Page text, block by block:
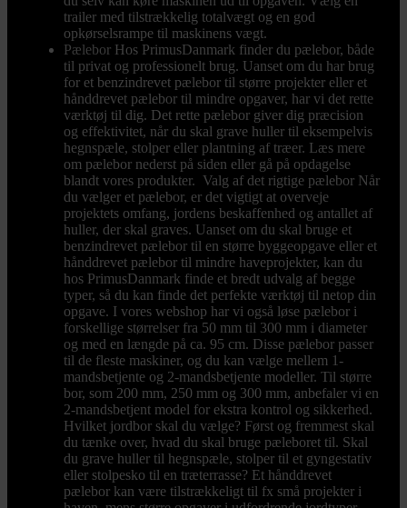
trailer med tilstrækkelig totalvægt og en god
opkørselsrampe til maskinens vægt.
Pælebor Hos PrimusDanmark finder du pælebor, både
til privat og professionelt brug. Uanset om du har brug
for et benzindrevet pælebor til større projekter eller et
hånddrevet pælebor til mindre opgaver, har vi det rette
værktøj til dig. Det rette pælebor giver dig præcision
og effektivitet, når du skal grave huller til eksempelvis
hegnspæle, stolper eller plantning af træer. Læs mere
om pælebor nederst på siden eller gå på opdagelse
blandt vores produkter. Valg af det rigtige pælebor Når
du vælger et pælebor, er det vigtigt at overveje
projektets omfang, jordens beskaffenhed og antallet af
huller, der skal graves. Uanset om du skal bruge et
benzindrevet pælebor til en større byggeopgave eller et
hånddrevet pælebor til mindre haveprojekter, kan du
hos PrimusDanmark finde et bredt udvalg af begge
typer, så du kan finde det perfekte værktøj til netop din
opgave. I vores webshop har vi også løse pælebor i
forskellige størrelser fra 50 mm til 300 mm i diameter
og med en længde på ca. 95 cm. Disse pælebor passer
til de fleste maskiner, og du kan vælge mellem 1-
mandsbetjente og 2-mandsbetjente modeller. Til større
bor, som 200 mm, 250 mm og 300 mm, anbefaler vi en
2-mandsbetjent model for ekstra kontrol og sikkerhed.
Hvilket jordbor skal du vælge? Først og fremmest skal
du tænke over, hvad du skal bruge pæleboret til. Skal
du grave huller til hegnspæle, stolper til et gyngestativ
eller stolpesko til en træterrasse? Et hånddrevet
pælebor kan være tilstrækkeligt til fx små projekter i